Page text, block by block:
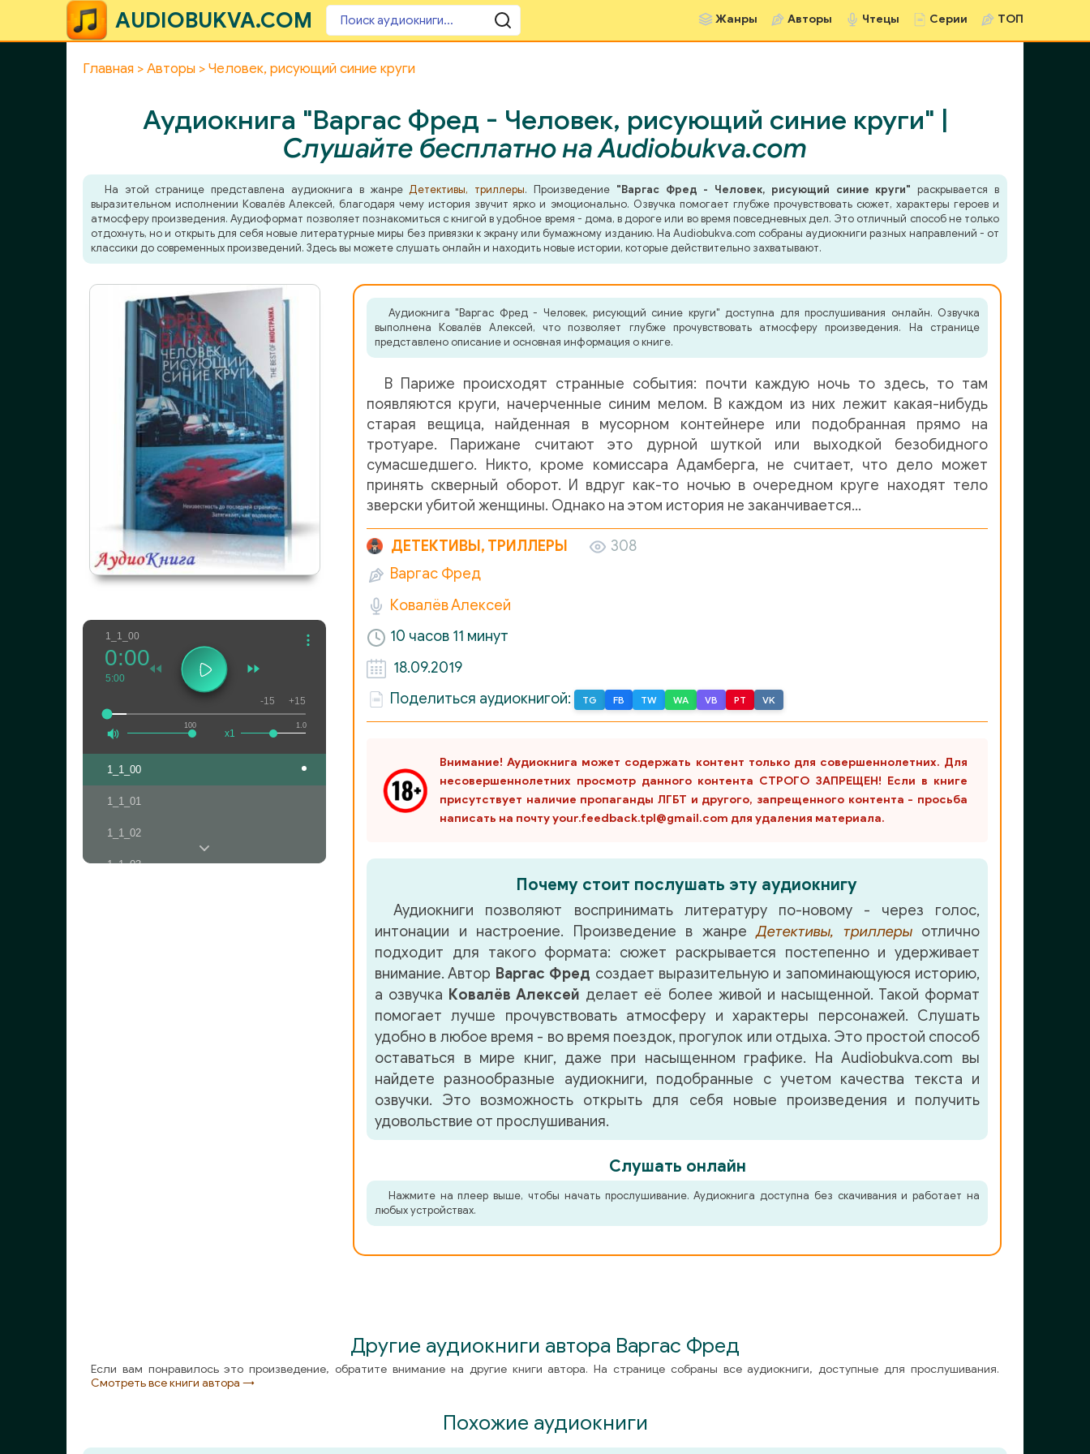
AUDIOBUKVA.COM Жанры Авторы Чтецы Серии ТОП
Главная Авторы Человек, рисующий синие круги
Аудиокнига "Варгас Фред - Человек, рисующий синие круги" |
Слушайте бесплатно на Audiobukva.com
На этой странице представлена аудиокнига в жанреДетективы, триллеры. Произведение "Варгас Фред - Человек, рисующий синие круги" раскрывается в
выразительном исполнении Ковалёв Алексей, благодаря чему история звучит ярко и эмоционально. Озвучка помогает глубже прочувствовать сюжет, характеры героев и
атмосферу произведения. Аудиоформат позволяет познакомиться с книгой в удобное время - дома, в дороге или во время повседневных дел. Это отличный способ не только
отдохнуть, но и открыть для себя новые литературные миры без привязки к экрану или бумажному изданию. На Audiobukva.com собраны аудиокниги разных направлений - от
классики до современных произведений. Здесь вы можете слушать онлайн и находить новые истории, которые действительно захватывают.
1_1_00
100
0:00
5:00
1.0
x1
-15 +15
1_1_00
1_1_01
1_1_02
1_1_03
1_2_07
Аудиокнига "Варгас Фред - Человек, рисующий синие круги" доступна для прослушивания онлайн. Озвучка
выполнена Ковалёв Алексей, что позволяет глубже прочувствовать атмосферу произведения. На странице
представлено описание и основная информация о книге.
В Париже происходят странные события: почти каждую ночь то здесь, то там
появляются круги, начерченные синим мелом. В каждом из них лежит какая-нибудь
старая вещица, найденная в мусорном контейнере или подобранная прямо на
тротуаре. Парижане считают это дурной шуткой или выходкой безобидного
сумасшедшего. Никто, кроме комиссара Адамберга, не считает, что дело может
принять скверный оборот. И вдруг как-то ночью в очередном круге находят тело
зверски убитой женщины. Однако на этом история не заканчивается…
ДЕТЕКТИВЫ, ТРИЛЛЕРЫ
308
Варгас Фред
Ковалёв Алексей
10 часов 11 минут
18.09.2019
Поделиться аудиокнигой:
TG FB TW WA VB PT VK
Внимание! Аудиокнига может содержать контент только для совершеннолетних. Для
несовершеннолетних просмотр данного контента СТРОГО ЗАПРЕЩЕН! Если в книге
присутствует наличие пропаганды ЛГБТ и другого, запрещенного контента - просьба
написать на почту your.feedback.tpl@gmail.com для удаления материала.
Почему стоит послушать эту аудиокнигу
Аудиокниги позволяют воспринимать литературу по-новому - через голос,
интонации и настроение. Произведение в жанреДетективы, триллерыотлично
подходит для такого формата: сюжет раскрывается постепенно и удерживает
внимание. Автор Варгас Фред создает выразительную и запоминающуюся историю,
а озвучка Ковалёв Алексей делает её более живой и насыщенной. Такой формат
помогает лучше прочувствовать атмосферу и характеры персонажей. Слушать
удобно в любое время - во время поездок, прогулок или отдыха. Это простой способ
оставаться в мире книг, даже при насыщенном графике. На Audiobukva.com вы
найдете разнообразные аудиокниги, подобранные с учетом качества текста и
озвучки. Это возможность открыть для себя новые произведения и получить
удовольствие от прослушивания.
Слушать онлайн
Нажмите на плеер выше, чтобы начать прослушивание. Аудиокнига доступна без скачивания и работает на
любых устройствах.
Другие аудиокниги автора Варгас Фред
Если вам понравилось это произведение, обратите внимание на другие книги автора. На странице собраны все аудиокниги, доступные для прослушивания.
Смотреть все книги автора →
Похожие аудиокниги